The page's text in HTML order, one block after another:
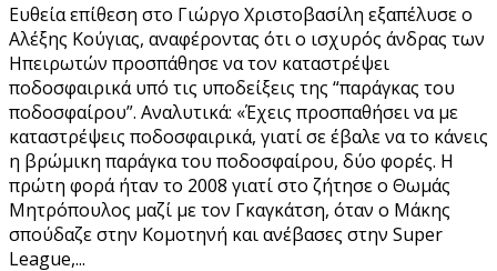
Ευθεία επίθεση στο Γιώργο Χριστοβασίλη εξαπέλυσε ο
Αλέξης Κούγιας, αναφέροντας ότι ο ισχυρός άνδρας των
Ηπειρωτών προσπάθησε να τον καταστρέψει
ποδοσφαιρικά υπό τις υποδείξεις της “παράγκας του
ποδοσφαίρου”. Aναλυτικά: «Έχεις προσπαθήσει να με
καταστρέψεις ποδοσφαιρικά, γιατί σε έβαλε να το κάνεις
η βρώμικη παράγκα του ποδοσφαίρου, δύο φορές. Η
πρώτη φορά ήταν το 2008 γιατί στο ζήτησε ο Θωμάς
Μητρόπουλος μαζί με τον Γκαγκάτση, όταν ο Μάκης
σπούδαζε στην Κομοτηνή και ανέβασες στην Super
League,...